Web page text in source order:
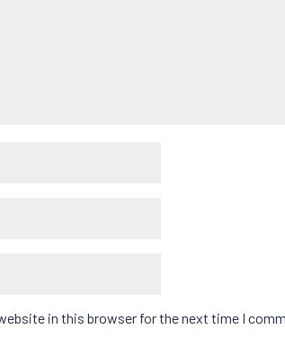
in this browser for the next time I